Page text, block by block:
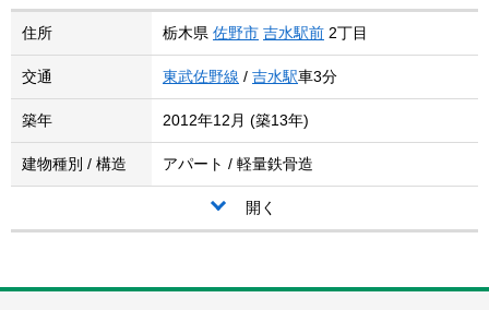
住所 栃木県 佐野市 吉水駅前 2丁目
交通 東武佐野線 / 吉水駅車3分
築年 2012年12月 (築13年)
建物種別 / 構造 アパート / 軽量鉄骨造
開く